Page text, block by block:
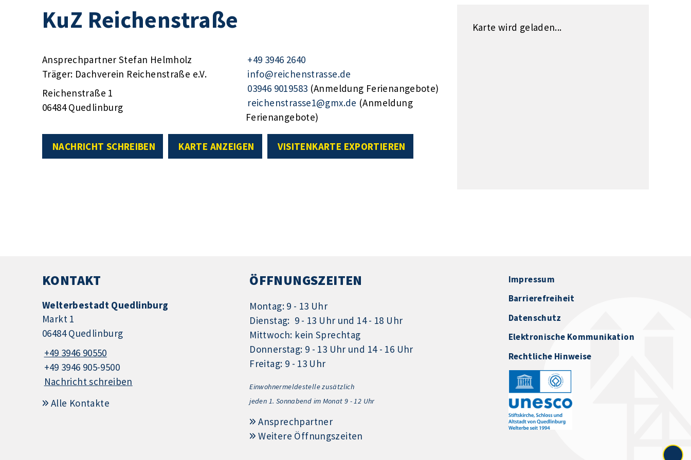
KuZ Reichenstraße
Ansprechpartner Stefan Helmholz
Träger: Dachverein Reichenstraße e.V.
Reichenstraße 1
06484 Quedlinburg
+49 3946 2640
info@reichenstrasse.de
03946 9019583 (Anmeldung Ferienangebote)
reichenstrasse1@gmx.de (Anmeldung
Ferienangebote)
NACHRICHT SCHREIBEN KARTE ANZEIGEN VISITENKARTE EXPORTIEREN
Karte wird geladen...
KONTAKT
Welterbestadt Quedlinburg
Markt 1
06484 Quedlinburg
+49 3946 90550
+49 3946 905-9500
Nachricht schreiben
Alle Kontakte
ÖFFNUNGSZEITEN
Montag: 9 - 13 Uhr
Dienstag: 9 - 13 Uhr und 14 - 18 Uhr
Mittwoch: kein Sprechtag
Donnerstag: 9 - 13 Uhr und 14 - 16 Uhr
Freitag: 9 - 13 Uhr
Einwohnermeldestelle zusätzlich
jeden 1. Sonnabend im Monat 9 - 12 Uhr
Ansprechpartner
Weitere Öffnungszeiten
Impressum
Barrierefreiheit
Datenschutz
Elektronische Kommunikation
Rechtliche Hinweise